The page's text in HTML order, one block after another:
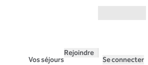
Vos séjours
Rejoindre
Se connecter